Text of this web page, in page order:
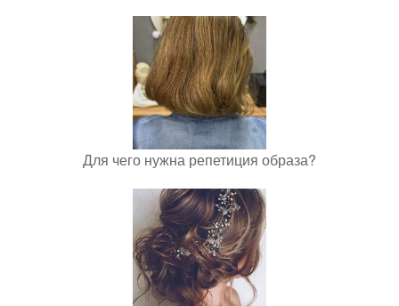
Для чего нужна репетиция образа?